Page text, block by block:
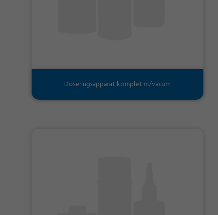
Doseringsapparat komplet m/vacum